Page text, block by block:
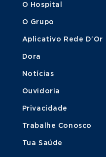
O Hospital
O Grupo
Aplicativo Rede D'Or
Dora
Notícias
Ouvidoria
Privacidade
Trabalhe Conosco
Tua Saúde